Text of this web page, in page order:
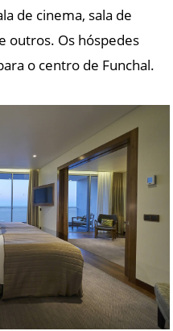
de cinema, sala de
outros. Os hóspedes
o centro de Funchal.